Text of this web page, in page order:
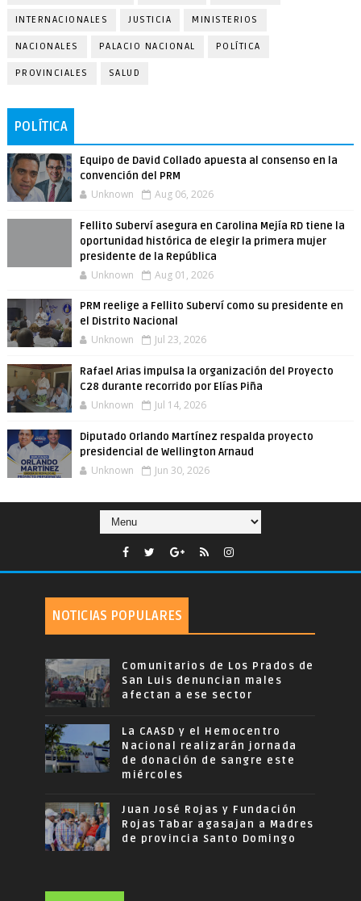
INTERNACIONALES JUSTICIA MINISTERIOS
NACIONALES PALACIO NACIONAL POLÍTICA
PROVINCIALES SALUD
POLÍTICA
Equipo de David Collado apuesta al consenso en la
convención del PRM
Unknown Aug 06, 2026
Fellito Suberví asegura en Carolina Mejía RD tiene la
oportunidad histórica de elegir la primera mujer
presidente de la República
Unknown Aug 01, 2026
PRM reelige a Fellito Suberví como su presidente en
el Distrito Nacional
Unknown Jul 23, 2026
Rafael Arias impulsa la organización del Proyecto
C28 durante recorrido por Elías Piña
Unknown Jul 14, 2026
Diputado Orlando Martínez respalda proyecto
presidencial de Wellington Arnaud
Unknown Jun 30, 2026
NOTICIAS POPULARES
Comunitarios de Los Prados de
San Luis denuncian males
afectan a ese sector
La CAASD y el Hemocentro
Nacional realizarán jornada
de donación de sangre este
miércoles
Juan José Rojas y Fundación
Rojas Tabar agasajan a Madres
de provincia Santo Domingo